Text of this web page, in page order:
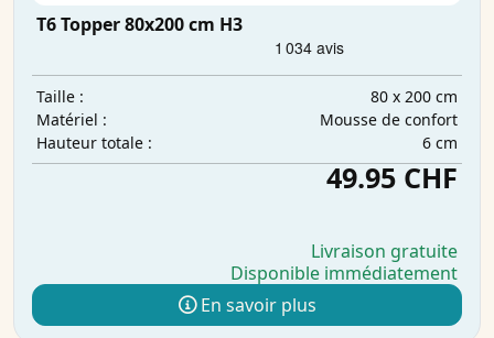
T6 Topper 80x200 cm H3
Taille :
80 x 200 cm
Matériel :
Mousse de confort
Hauteur totale :
6 cm
49.95 CHF
Livraison gratuite
Disponible immédiatement
En savoir plus